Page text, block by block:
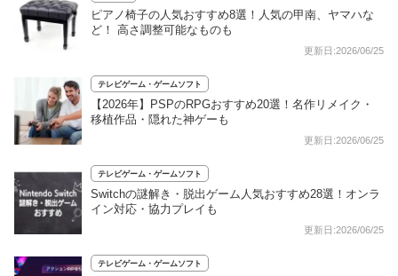
ピアノ椅子の人気おすすめ8選！人気の甲南、ヤマハな
ど！ 高さ調整可能なものも
更新日:2026/06/25
テレビゲーム・ゲームソフト
【2026年】PSPのRPGおすすめ20選！名作リメイク・
移植作品・隠れた神ゲーも
更新日:2026/06/25
テレビゲーム・ゲームソフト
Switchの謎解き・脱出ゲーム人気おすすめ28選！オンラ
イン対応・協力プレイも
更新日:2026/06/25
テレビゲーム・ゲームソフト